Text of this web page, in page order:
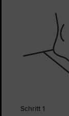
Schritt 1